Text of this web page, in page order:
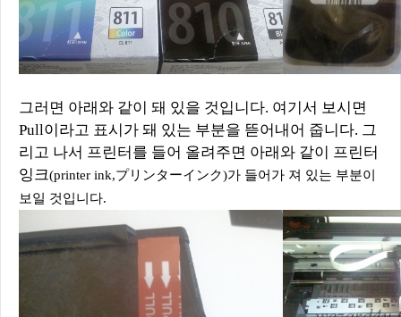
그러면 아래와 같이 돼 있을 것입니다. 여기서 보시면
Pull이라고 표시가 돼 있는 부분을 뜯어내어 줍니다. 그
리고 나서 프린터를 들어 올려주면 아래와 같이 프린터
잉크(printer ink,プリンターインク)가 들어가 져 있는 부분이
보일 것입니다.